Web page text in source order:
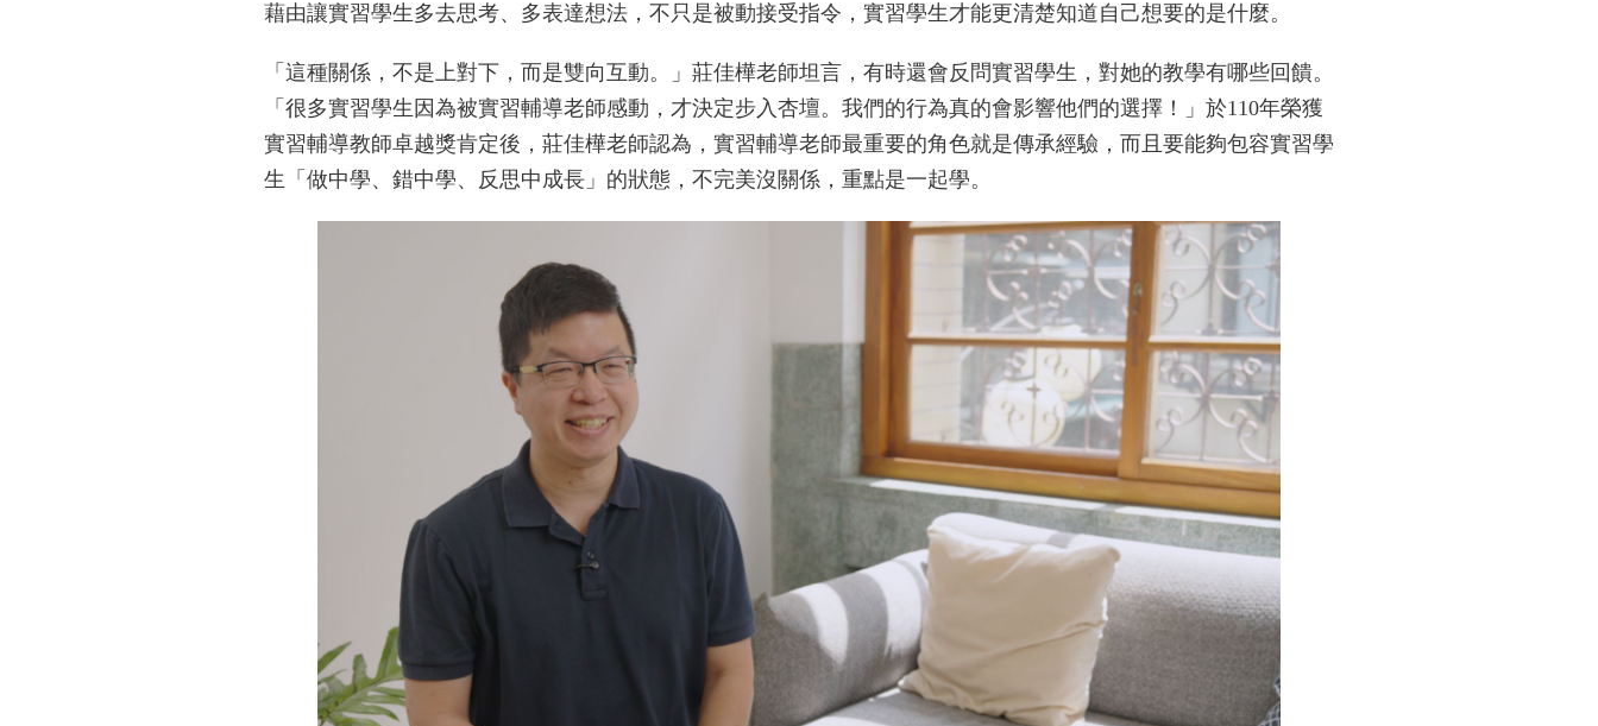
藉由讓實習學生多去思考、多表達想法，不只是被動接受指令，實習學生才能更清楚知道自己想要的是什麼。
「這種關係，不是上對下，而是雙向互動。」莊佳樺老師坦言，有時還會反問實習學生，對她的教學有哪些回饋。
「很多實習學生因為被實習輔導老師感動，才決定步入杏壇。我們的行為真的會影響他們的選擇！」於110年榮獲
實習輔導教師卓越獎肯定後，莊佳樺老師認為，實習輔導老師最重要的角色就是傳承經驗，而且要能夠包容實習學
生「做中學、錯中學、反思中成長」的狀態，不完美沒關係，重點是一起學。